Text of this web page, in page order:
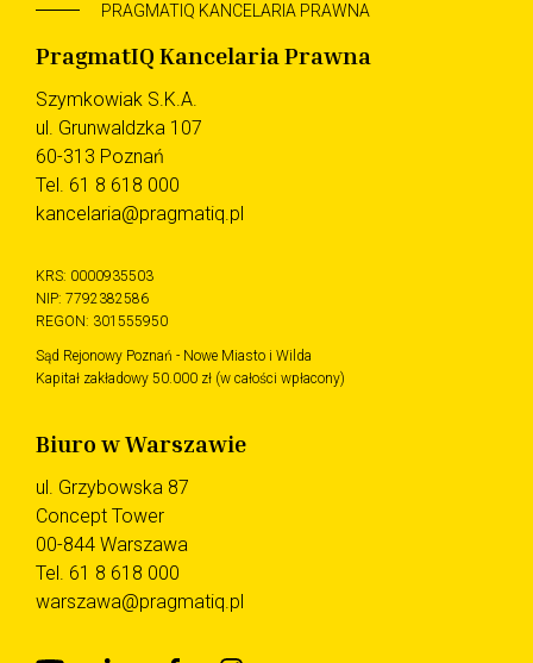
PRAGMATIQ KANCELARIA PRAWNA
PragmatIQ Kancelaria Prawna
Szymkowiak S.K.A.
ul. Grunwaldzka 107
60-313 Poznań
Tel. 61 8 618 000
kancelaria@pragmatiq.pl
KRS: 0000935503
NIP: 7792382586
REGON: 301555950
Sąd Rejonowy Poznań - Nowe Miasto i Wilda
Kapitał zakładowy 50.000 zł (w całości wpłacony)
Biuro w Warszawie
ul. Grzybowska 87
Concept Tower
00-844 Warszawa
Tel. 61 8 618 000
warszawa@pragmatiq.pl